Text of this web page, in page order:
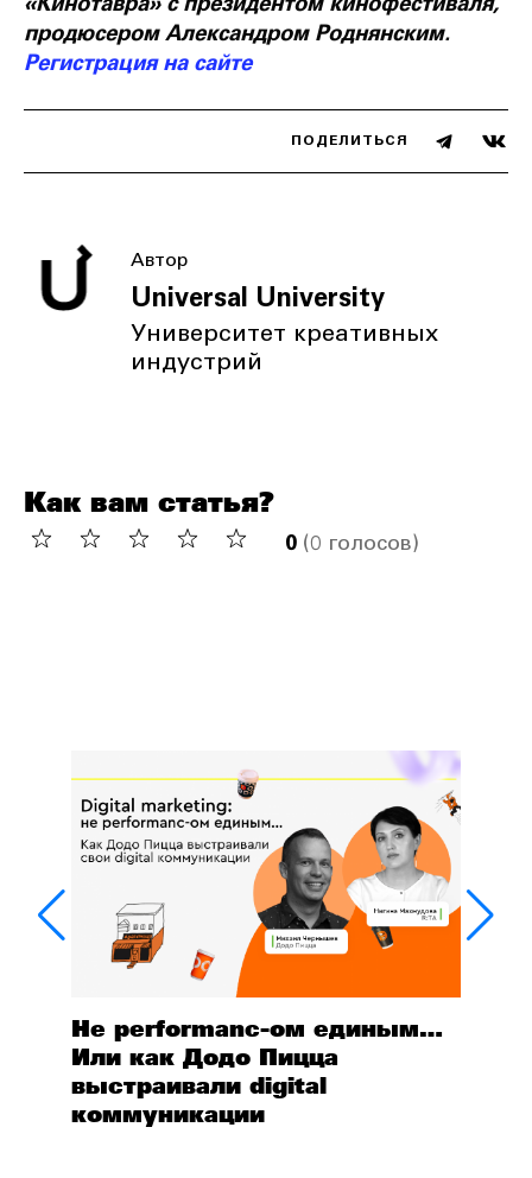
«Кинотавра» с президентом кинофестиваля,
продюсером Александром Роднянским.
Регистрация на сайте
ПОДЕЛИТЬСЯ
Автор
Universal University
Университет креативных
индустрий
Как вам статья?
0 (0 голосов)
Не performanc-ом единым…
Или как Додо Пицца
выстраивали digital
коммуникации